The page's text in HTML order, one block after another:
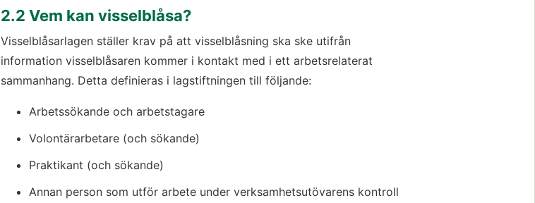
2.2 Vem kan visselblåsa?
Visselblåsarlagen ställer krav på att visselblåsning ska ske utifrån
information visselblåsaren kommer i kontakt med i ett arbetsrelaterat
sammanhang. Detta definieras i lagstiftningen till följande:
Arbetssökande och arbetstagare
Volontärarbetare (och sökande)
Praktikant (och sökande)
Annan person som utför arbete under verksamhetsutövarens kontroll